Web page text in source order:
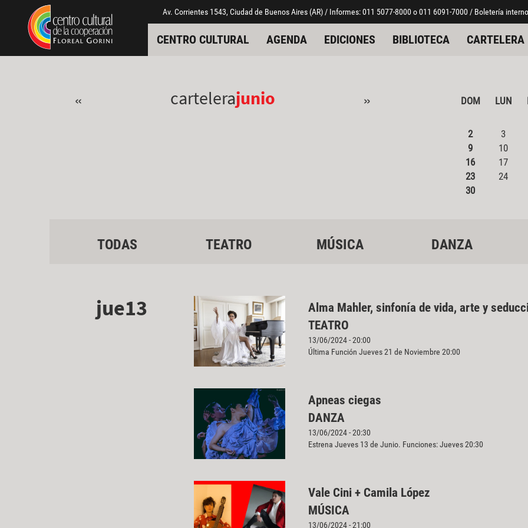
Pasar al contenido principal
Jump to main content Av. Corrientes 1543, Ciudad de Buenos Aires (AR) / Informes: 011 5077-8000 o 011 6091-7000 / Boletería
CENTRO CULTURAL AGENDA EDICIONES BIBLIOTECA CARTELERA
« cartelerajunio » DOM LUN
2
3
9
10
16
17
23
24
30
TODAS TEATRO MÚSICA DANZA
jue13
Alma Mahler, sinfonía de vida, arte y
TEATRO
13/06/2024 - 20:00
Última Función Jueves 21 de Noviembre 20:00
Apneas ciegas
DANZA
13/06/2024 - 20:30
Estrena Jueves 13 de Junio. Funciones: Jueves 20:30
Vale Cini + Camila López
MÚSICA
13/06/2024 - 21:00